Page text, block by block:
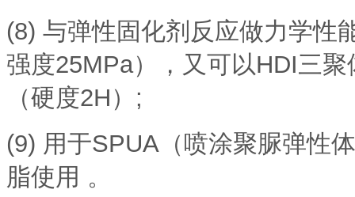
(8) 与弹性固化剂反应做力学性
强度25MPa），又可以HDI三
（硬度2H）;
(9) 用于SPUA（喷涂聚脲弹性
脂使用 。